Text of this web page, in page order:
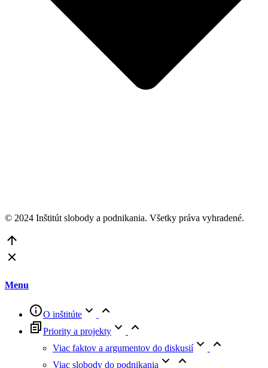
© 2024 Inštitút slobody a podnikania. Všetky práva vyhradené.
Menu
O inštitúte
Priority a projekty
Viac faktov a argumentov do diskusií
Viac slobody do podnikania